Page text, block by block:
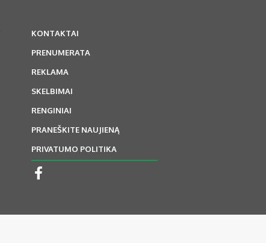
KONTAKTAI
PRENUMERATA
REKLAMA
SKELBIMAI
RENGINIAI
PRANEŠKITE NAUJIENĄ
PRIVATUMO POLITIKA